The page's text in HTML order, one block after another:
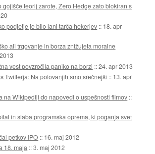
gojišče teorij zarote, Zero Hedge zato blokiran s
podjetje je bilo lani tarča hekerjev :: 18. apr
ali trgovanje in borza znižujeta moralne
vest povzročila paniko na borzi ::24. apr 2013
Twitterja: Na potovanjih smo srečnejši :: 13. apr
na Wikipediji do napovedi o uspešnosti filmov ::
in slaba programska oprema, ki poganja svet
petkov IPO :: 16. maj 2012
18. maja ::3. maj 2012